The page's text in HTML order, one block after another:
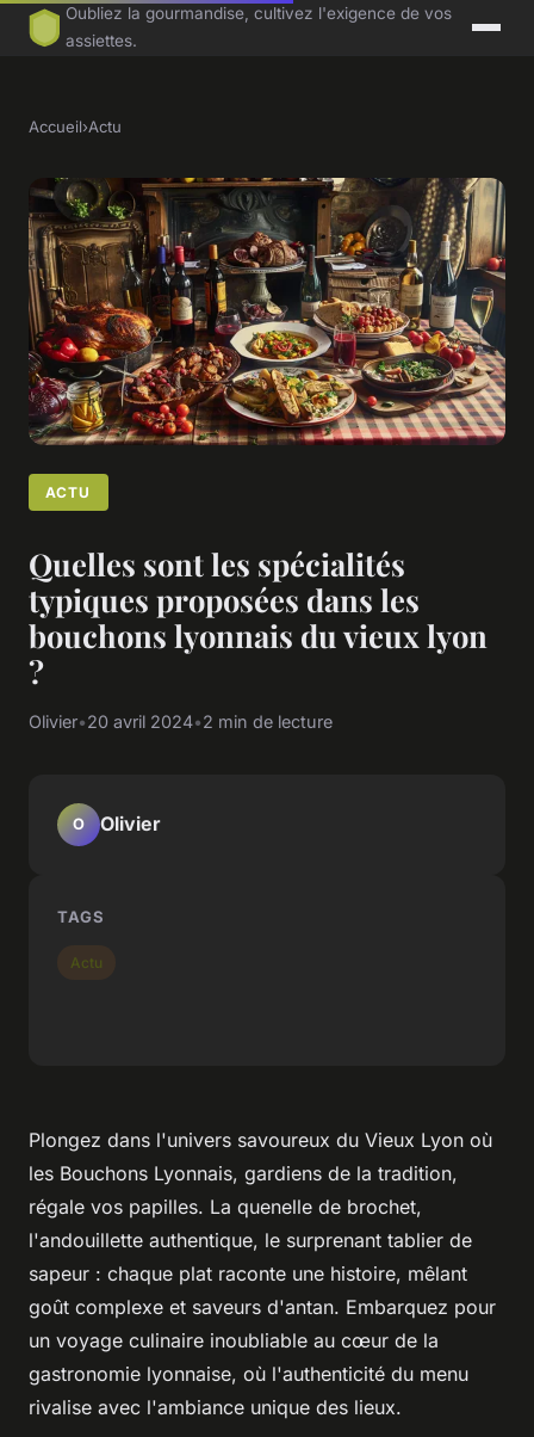
Oubliez la gourmandise, cultivez l'exigence de vos
assiettes.
Accueil›Actu
ACTU
Quelles sont les spécialités
typiques proposées dans les
bouchons lyonnais du vieux lyon
?
Olivier•20 avril 2024•2 min de lecture
Plongez dans l'univers savoureux du Vieux Lyon où
les Bouchons Lyonnais, gardiens de la tradition,
régale vos papilles. La quenelle de brochet,
l'andouillette authentique, le surprenant tablier de
sapeur : chaque plat raconte une histoire, mêlant
goût complexe et saveurs d'antan. Embarquez pour
un voyage culinaire inoubliable au cœur de la
gastronomie lyonnaise, où l'authenticité du menu
rivalise avec l'ambiance unique des lieux.
O Olivier
TAGS
Actu